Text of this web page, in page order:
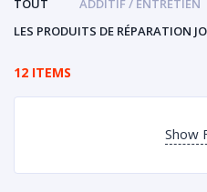
TOUT
ADDITIF / ENTRETIEN
LES PRODUITS DE RÉPARATION
12 ITEMS
Show